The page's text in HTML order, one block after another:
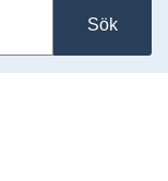
Sök